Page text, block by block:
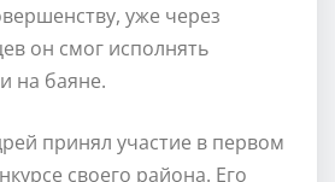
уже через
он смог исполнять
на баяне.
принял участие в первом
своего района. Его